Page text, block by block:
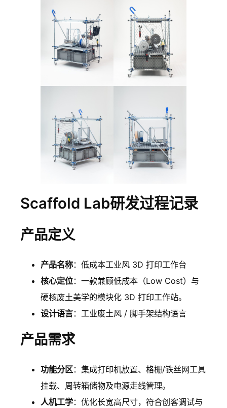
Scaffold Lab研发过程记录
产品定义
产品名称：低成本工业风 3D 打印工作台
核心定位：一款兼顾低成本（Low Cost）与
硬核废土美学的模块化 3D 打印工作站。
设计语言：工业废土风 / 脚手架结构语言
产品需求
功能分区：集成打印机放置、格栅/铁丝网工具
挂载、周转箱储物及电源走线管理。
人机工学：优化长宽高尺寸，符合创客调试与